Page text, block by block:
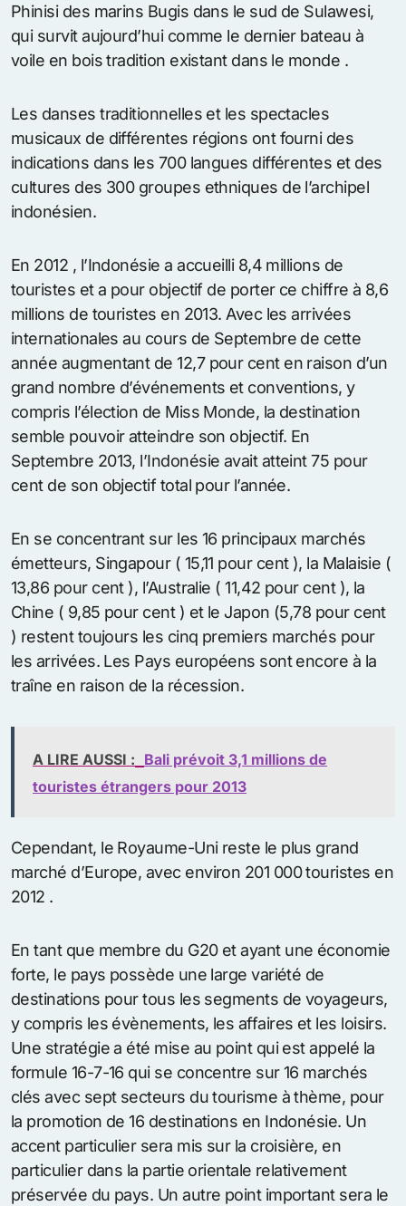
Phinisi des marins Bugis dans le sud de Sulawesi,
qui survit aujourd’hui comme le dernier bateau à
voile en bois tradition existant dans le monde .
Les danses traditionnelles et les spectacles
musicaux de différentes régions ont fourni des
indications dans les 700 langues différentes et des
cultures des 300 groupes ethniques de l’archipel
indonésien.
En 2012 , l’Indonésie a accueilli 8,4 millions de
touristes et a pour objectif de porter ce chiffre à 8,6
millions de touristes en 2013. Avec les arrivées
internationales au cours de Septembre de cette
année augmentant de 12,7 pour cent en raison d’un
grand nombre d’événements et conventions, y
compris l’élection de Miss Monde, la destination
semble pouvoir atteindre son objectif. En
Septembre 2013, l’Indonésie avait atteint 75 pour
cent de son objectif total pour l’année.
En se concentrant sur les 16 principaux marchés
émetteurs, Singapour ( 15,11 pour cent ), la Malaisie (
13,86 pour cent ), l’Australie ( 11,42 pour cent ), la
Chine ( 9,85 pour cent ) et le Japon (5,78 pour cent
) restent toujours les cinq premiers marchés pour
les arrivées. Les Pays européens sont encore à la
traîne en raison de la récession.
A LIRE AUSSI : Bali prévoit 3,1 millions de
touristes étrangers pour 2013
Cependant, le Royaume-Uni reste le plus grand
marché d’Europe, avec environ 201 000 touristes en
2012 .
En tant que membre du G20 et ayant une économie
forte, le pays possède une large variété de
destinations pour tous les segments de voyageurs,
y compris les évènements, les affaires et les loisirs.
Une stratégie a été mise au point qui est appelé la
formule 16-7-16 qui se concentre sur 16 marchés
clés avec sept secteurs du tourisme à thème, pour
la promotion de 16 destinations en Indonésie. Un
accent particulier sera mis sur la croisière, en
particulier dans la partie orientale relativement
préservée du pays. Un autre point important sera le